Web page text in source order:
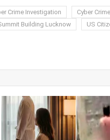
Crime Investigation Cyber
Building Lucknow US